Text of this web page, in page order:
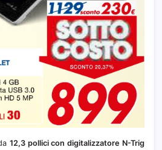
12,3 pollici con digitalizzatore N-Trig